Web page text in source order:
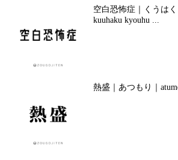
空白恐怖症｜くうはく
kuuhaku kyouhu ...
熱盛｜あつもり｜